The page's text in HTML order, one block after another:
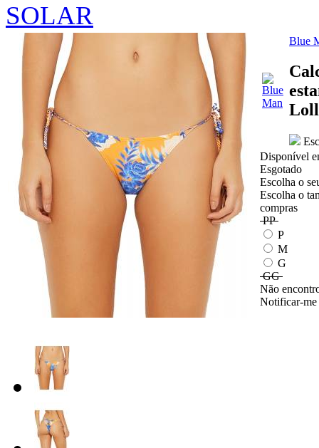
SOLAR
Blue
Disponível
Esgotado
Escolha o
Escolha o
compras
PP
P
M
G
GG
Não
Notificar-me